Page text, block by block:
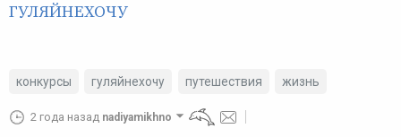
ГУЛЯЙНЕХОЧУ
конкурсы гуляйнехочу путешествия жизнь
2 года назад nadiyamikhno